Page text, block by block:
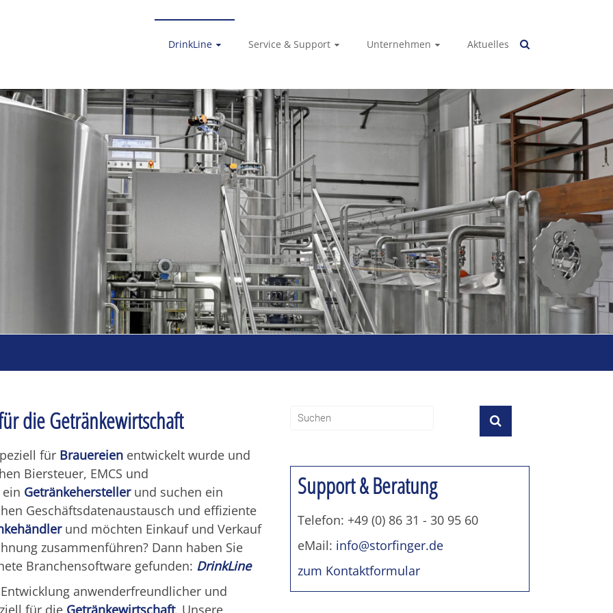
DrinkLine Service & Support Unternehmen Aktuelles
die Getränkewirtschaft
für Brauereien entwickelt wurde und
Biersteuer, EMCS und
Getränkeherstellerund suchen ein
Geschäftsdatenaustausch und effiziente
und möchten Einkauf und Verkauf
zusammenführen? Dann haben Sie
Branchensoftware gefunden: DrinkLine
anwenderfreundlicher und
für die Getränkewirtschaft. Unsere
Support & Beratung
Telefon: +49 (0) 86 31 - 30 95 60
eMail: info@storfinger.de
zum Kontaktformular